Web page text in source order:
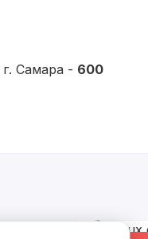
Самара - 600